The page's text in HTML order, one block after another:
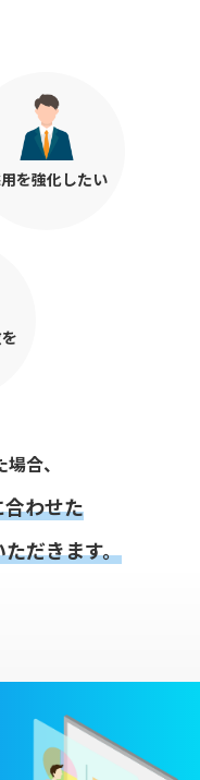
を強化したい
合、
わせた
だきます。